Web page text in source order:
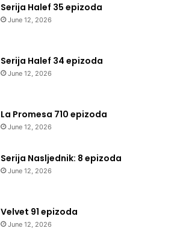
Serija Halef 35 epizoda
June 12, 2026
Serija Halef 34 epizoda
June 12, 2026
La Promesa 710 epizoda
June 12, 2026
Serija Nasljednik: 8 epizoda
June 12, 2026
Velvet 91 epizoda
June 12, 2026